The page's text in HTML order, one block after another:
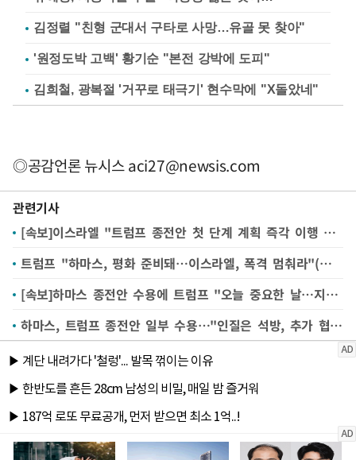
김정렬 "친형 군대서 구타로 사망…유골 못 찾아"
'원정도박 고백' 황기순 "본전 강박에 도피"
김희철, 광복절 '거꾸로 태극기' 현수막에 "X돌았네"
◎공감언론 뉴시스aci27@newsis.com
관련기사
[속보]이스라엘 "트럼프 종전안 첫 단계 계획 즉각 이행 준비"
트럼프 "하마스, 평화 준비돼…이스라엘, 폭격 멈춰라"(종합 2보)
[속보]하마스 종전안 수용에 트럼프 "오늘 중요한 날…지켜볼 것"
하마스, 트럼프 종전안 일부 수용…"인질은 석방, 추가 협상 필요"(종합)